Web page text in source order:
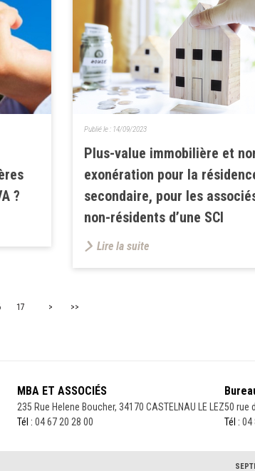
?
Plus-value immobilière et
exonération pour la
secondaire, pour les
non-résidents d’une SCI
Publié le : 14/09/2023
Lire la suite
17 > >>
MBA ET ASSOCIÉS
235 Rue Helene Boucher, 34170 CASTELNAU LE LEZ
Tél : 04 67 20 28 00
50 rue
Tél : 04